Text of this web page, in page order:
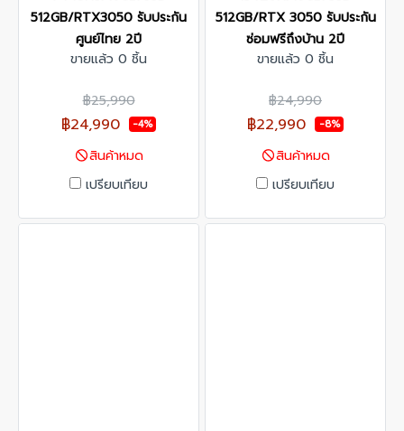
512GB/RTX3050 รับประกัน
ศูนย์ไทย 2ปี
ขายแล้ว 0 ชิ้น
฿25,990
฿24,990 -4%
สินค้าหมด
เปรียบเทียบ
512GB/RTX 3050 รับประกัน
ซ่อมฟรีถึงบ้าน 2ปี
ขายแล้ว 0 ชิ้น
฿24,990
฿22,990 -8%
สินค้าหมด
เปรียบเทียบ